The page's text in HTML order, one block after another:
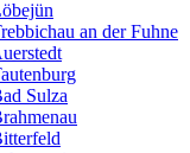
an der Fuhne
Sulza